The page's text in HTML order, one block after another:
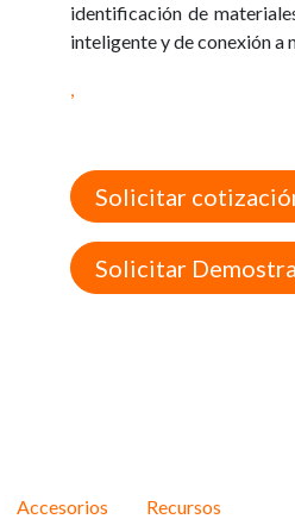
identificación de
inteligente y de conexión a
,
Solicitar
Solicitar
Accesorios Recursos